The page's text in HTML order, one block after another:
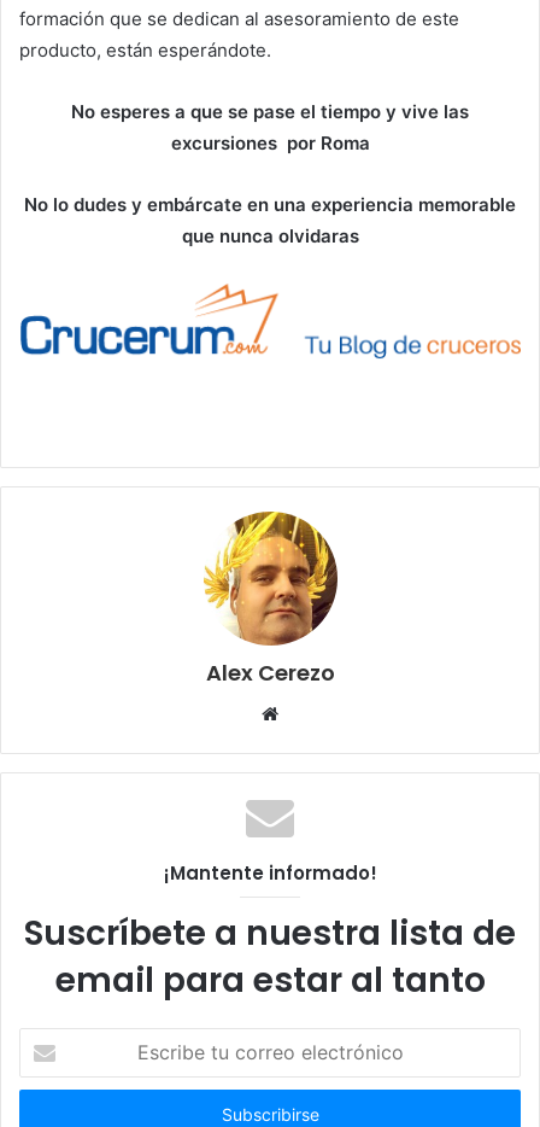
formación que se dedican al asesoramiento de este
producto, están esperándote.
No esperes a que se pase el tiempo y vive las
excursiones por Roma
No lo dudes y embárcate en una experiencia memorable
que nunca olvidaras
Alex Cerezo
Sitio
¡Mantente informado!
Suscríbete a nuestra lista de
email para estar al tanto
correo